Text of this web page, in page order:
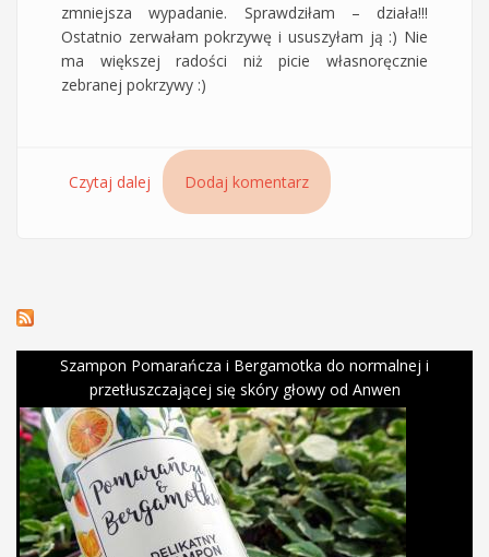
zmniejsza wypadanie. Sprawdziłam – działa!!!
Ostatnio zerwałam pokrzywę i ususzyłam ją :) Nie
ma większej radości niż picie własnoręcznie
zebranej pokrzywy :)
Czytaj dalej wpis Pokrzywa na piękne włosy - picie
pokrzywy na wypadanie włosów i szybszy
Dodaj komentarz
Szampon Pomarańcza i Bergamotka do normalnej i
przetłuszczającej się skóry głowy od Anwen